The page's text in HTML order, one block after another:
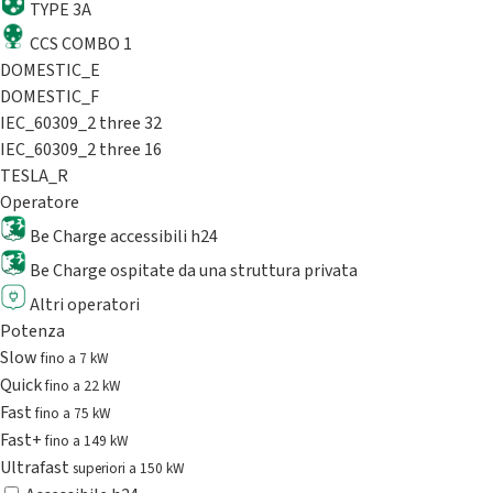
TYPE 3A
CCS COMBO 1
DOMESTIC_E
DOMESTIC_F
IEC_60309_2 three 32
IEC_60309_2 three 16
TESLA_R
Operatore
Be Charge accessibili h24
Be Charge ospitate da una struttura privata
Altri operatori
Potenza
Slowfino a 7 kW
Quickfino a 22 kW
Fastfino a 75 kW
Fast+fino a 149 kW
Ultrafast superiori a 150 kW